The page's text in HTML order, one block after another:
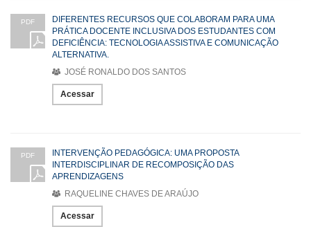
PDF
DIFERENTES RECURSOS QUE COLABORAM PARA UMA
PRÁTICA DOCENTE INCLUSIVA DOS ESTUDANTES COM
DEFICIÊNCIA: TECNOLOGIA ASSISTIVA E COMUNICAÇÃO
ALTERNATIVA.
JOSÉ RONALDO DOS SANTOS
Acessar
PDF
INTERVENÇÃO PEDAGÓGICA: UMA PROPOSTA
INTERDISCIPLINAR DE RECOMPOSIÇÃO DAS
APRENDIZAGENS
RAQUELINE CHAVES DE ARAÚJO
Acessar